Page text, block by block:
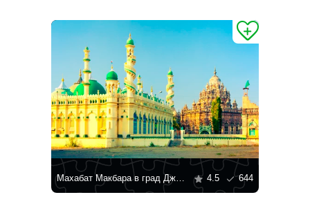
Махабат Макбара в град Джунагадх 4.5 644